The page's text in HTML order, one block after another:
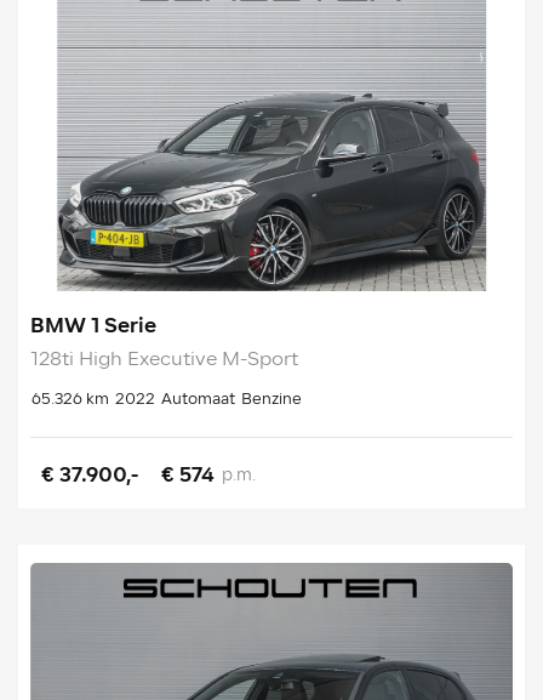
BMW 1 Serie
128ti High Executive M-Sport
65.326 km 2022 Automaat Benzine
€ 37.900,- € 574 p.m.